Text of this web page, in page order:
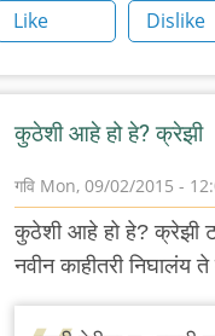
Like
Dislike
कुठेशी आहे हो हे? क्रेझी
गवि Mon, 09/02/2015 -
In
reply
कुठेशी आहे हो हे? क्रेझी
नवीन काहीतरी निघालंय